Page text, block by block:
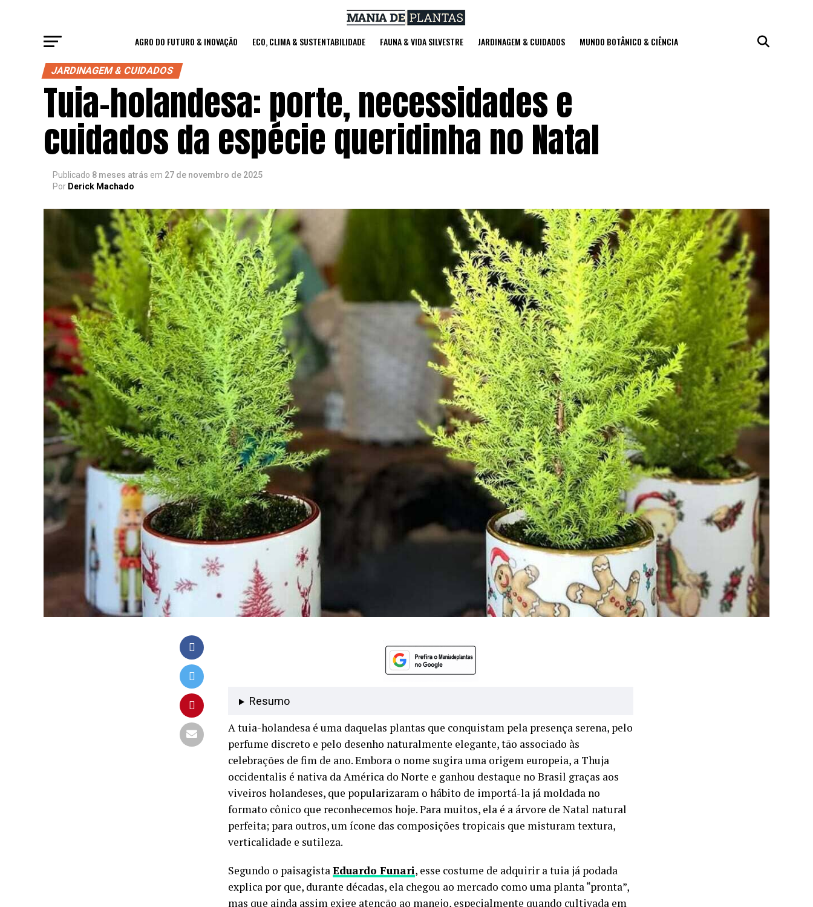
AGRO DO FUTURO & INOVAÇÃO ECO, CLIMA & SUSTENTABILIDADE FAUNA & VIDA SILVESTRE JARDINAGEM & CUIDADOS MUNDO BOTÂNICO & CIÊNCIA
JARDINAGEM & CUIDADOS
Tuia-holandesa: porte, necessidades e
cuidados da espécie queridinha no Natal
Publicado 8 meses atrás em 27 de novembro de 2025
Por Derick Machado
Resumo
A tuia-holandesa é uma daquelas plantas que conquistam pela presença serena, pelo
perfume discreto e pelo desenho naturalmente elegante, tão associado às
celebrações de fim de ano. Embora o nome sugira uma origem europeia, a Thuja
occidentalis é nativa da América do Norte e ganhou destaque no Brasil graças aos
viveiros holandeses, que popularizaram o hábito de importá-la já moldada no
formato cônico que reconhecemos hoje. Para muitos, ela é a árvore de Natal natural
perfeita; para outros, um ícone das composições tropicais que misturam textura,
verticalidade e sutileza.
Segundo o paisagistaEduardo Funari, esse costume de adquirir a tuia já podada
explica por que, durante décadas, ela chegou ao mercado como uma planta “pronta”,
mas que ainda assim exige atenção ao manejo, especialmente quando cultivada em